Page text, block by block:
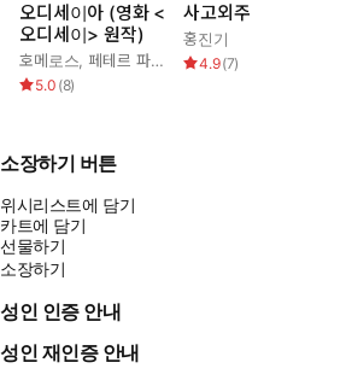
오디세이아 (영화 <
오디세이> 원작)
호메로스, 페테르 파울 루벤스 ,박문재
5.0 (8)
사고외주
홍진기
4.9(7)
소장하기 버튼
위시리스트에 담기
카트에 담기
선물하기
소장하기
성인 인증 안내
성인 재인증 안내